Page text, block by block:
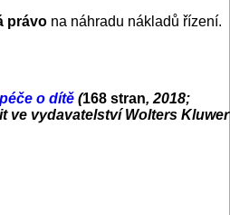
právo na náhradu nákladů řízení.
o dítě (168 stran, 2018;
ve vydavatelství Wolters Kluwer